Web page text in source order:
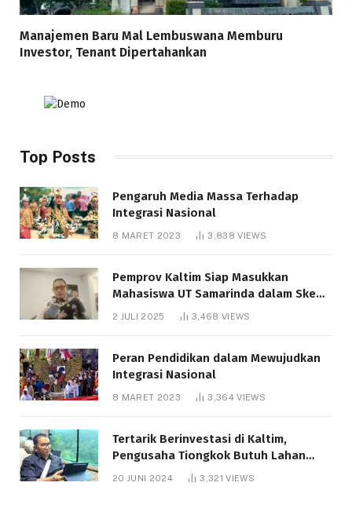
Manajemen Baru Mal Lembuswana Memburu
Investor, Tenant Dipertahankan
Top Posts
Pengaruh Media Massa Terhadap
Integrasi Nasional
8 MARET 2023 3,838VIEWS
Pemprov Kaltim Siap Masukkan
Mahasiswa UT Samarinda dalam Skema
Bantuan Pendidikan Gratispol
2 JULI 2025 3,468 VIEWS
Peran Pendidikan dalam Mewujudkan
Integrasi Nasional
8 MARET 2023 3,364VIEWS
Tertarik Berinvestasi di Kaltim,
Pengusaha Tiongkok Butuh Lahan
1.000 Hektare
20 JUNI 2024 3,321VIEWS